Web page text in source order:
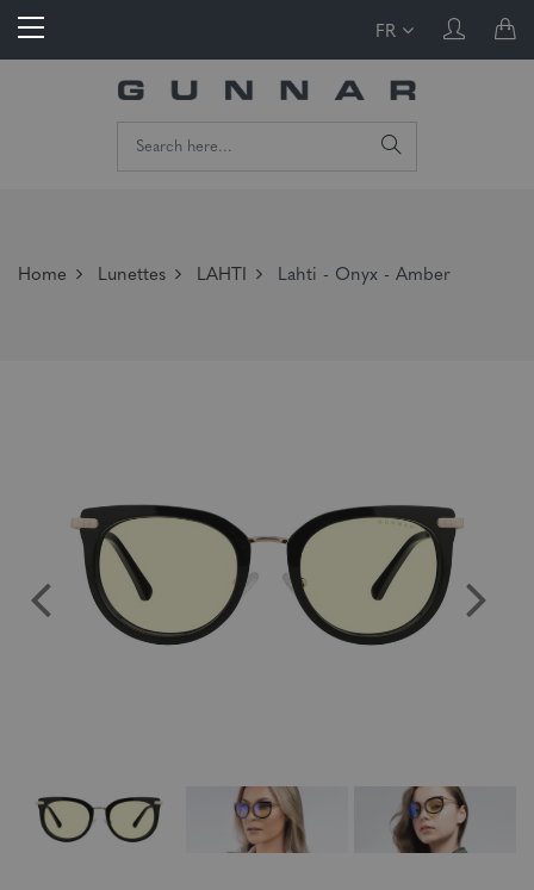
FR
Home Lunettes LAHTI Lahti - Onyx - Amber